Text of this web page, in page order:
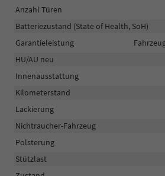
Anzahl Türen
Batteriezustand (State of Health, SoH)
Garantieleistung
HU/AU neu
Innenausstattung
Kilometerstand
Lackierung
Nichtraucher-Fahrzeug
Polsterung
Stützlast